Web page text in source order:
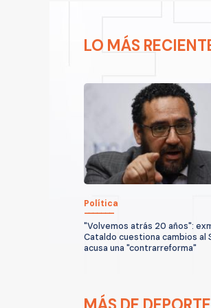
LO MÁS
Política
"Volvemos atrás 20 años":
Cataldo cuestiona cambios al
acusa una "contrarreforma"